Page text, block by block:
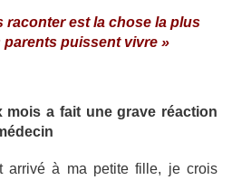
raconter est la chose la plus
puissent vivre »
mois a fait une grave réaction
à ma petite fille, je crois